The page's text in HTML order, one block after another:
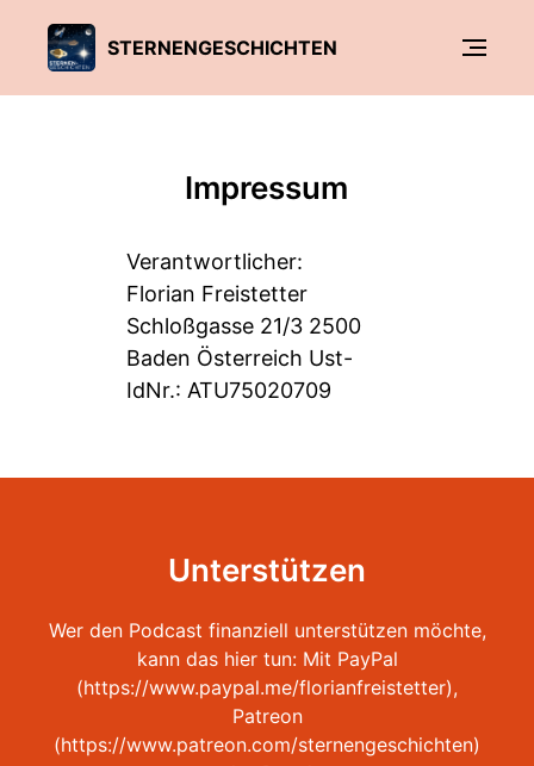
STERNENGESCHICHTEN
Impressum
Verantwortlicher:
Florian Freistetter
Schloßgasse 21/3 2500
Baden Österreich Ust-
IdNr.: ATU75020709
Unterstützen
Wer den Podcast finanziell unterstützen möchte,
kann das hier tun: Mit PayPal
(https://www.paypal.me/florianfreistetter),
Patreon
(https://www.patreon.com/sternengeschichten)